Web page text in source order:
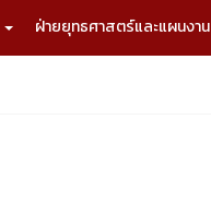
ฝ่ายยุทธศาสตร์และแผนงาน